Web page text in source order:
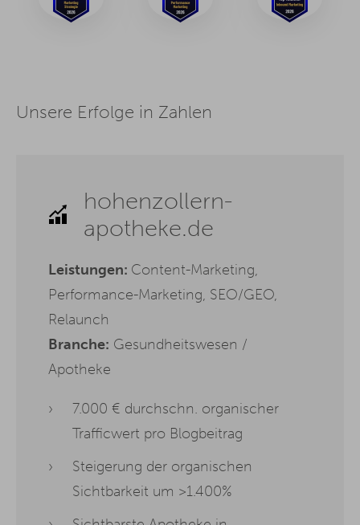
Unsere Erfolge in Zahlen
hohenzollern-
apotheke.de
Leistungen: Content-Marketing,
Performance-Marketing, SEO/GEO,
Relaunch
Branche: Gesundheitswesen /
Apotheke
7.000 € durchschn. organischer
Trafficwert pro Blogbeitrag
Steigerung der organischen
Sichtbarkeit um >1.400%